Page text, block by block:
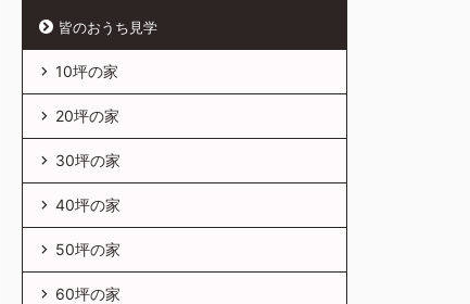
皆のおうち見学
10坪の家
20坪の家
30坪の家
40坪の家
50坪の家
60坪の家